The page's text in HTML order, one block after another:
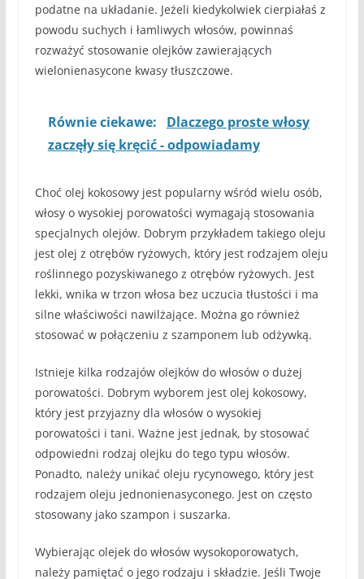
podatne na układanie. Jeżeli kiedykolwiek cierpiałaś z
powodu suchych i łamliwych włosów, powinnaś
rozważyć stosowanie olejków zawierających
wielonienasycone kwasy tłuszczowe.
Równie ciekawe:
Dlaczego proste włosy
zaczęły się kręcić - odpowiadamy
Choć olej kokosowy jest popularny wśród wielu osób,
włosy o wysokiej porowatości wymagają stosowania
specjalnych olejów. Dobrym przykładem takiego oleju
jest olej z otrębów ryżowych, który jest rodzajem oleju
roślinnego pozyskiwanego z otrębów ryżowych. Jest
lekki, wnika w trzon włosa bez uczucia tłustości i ma
silne właściwości nawilżające. Można go również
stosować w połączeniu z szamponem lub odżywką.
Istnieje kilka rodzajów olejków do włosów o dużej
porowatości. Dobrym wyborem jest olej kokosowy,
który jest przyjazny dla włosów o wysokiej
porowatości i tani. Ważne jest jednak, by stosować
odpowiedni rodzaj olejku do tego typu włosów.
Ponadto, należy unikać oleju rycynowego, który jest
rodzajem oleju jednonienasyconego. Jest on często
stosowany jako szampon i suszarka.
Wybierając olejek do włosów wysokoporowatych,
należy pamiętać o jego rodzaju i składzie. Jeśli Twoje